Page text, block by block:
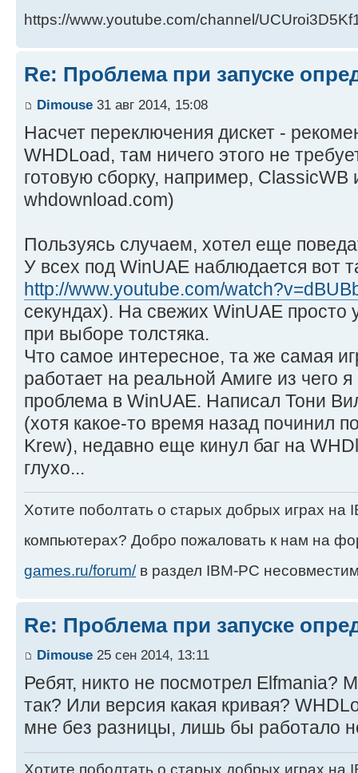
https://www.youtube.com/channel/
Re: Проблема при запуске
Dimouse 31 авг 2014, 15:08
Насчет переключения дискет -
WHDLoad, там ничего этого не
готовую сборку, например, ClassicWB
whdownload.com)
Пользуясь случаем, хотел еще
У всех под WinUAE наблюдается вот
http://www.youtube.com/
секундах). На свежих WinUAE просто
при выборе толстяка.
Что самое интересное, та же самая
работает на реальной Амиге из чего
проблема в WinUAE. Написал Тони
(хотя какое-то время назад починил
Krew), недавно еще кинул баг на
глухо...
Хотите поболтать о старых добрых играх на
компьютерах? Добро пожаловать к нам на
games.ru/forum/в раздел IBM-PC
Re: Проблема при запуске
Dimouse 25 сен 2014, 13:11
Ребят, никто не посмотрел Elfmania?
так? Или версия какая кривая?
мне без разницы, лишь бы работало
Хотите поболтать о старых добрых играх на